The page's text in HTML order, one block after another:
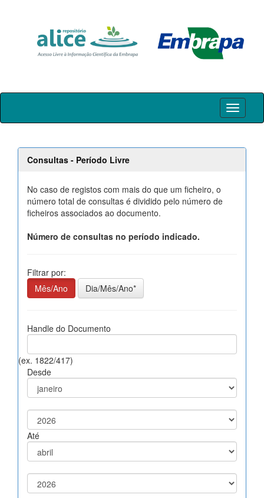
Skip
Consultas - Período Livre
No caso de registos com mais do que um ficheiro, o
número total de consultas é dividido pelo número de
ficheiros associados ao documento.
Número de consultas no período indicado.
Filtrar por:
Mês/Ano
Dia/Mês/Ano*
Handle do Documento
(ex. 1822/417)
Desde
Até